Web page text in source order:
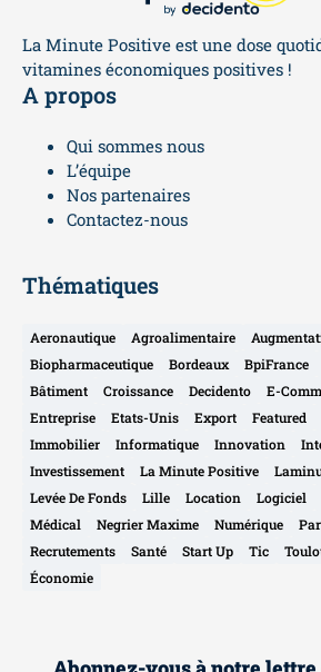
La Minute Positive est une dose
vitamines économiques positives !
A propos
Qui sommes nous
L’équipe
Nos partenaires
Contactez-nous
Thématiques
Aeronautique Agroalimentaire
Biopharmaceutique
Bordeaux BpiFrance
Bâtiment
Croissance Decidento E-
Entreprise
Etats-Unis Export Featured
Immobilier
Informatique Innovation
Investissement
La Minute Positive
Levée De Fonds
Lille Location Logiciel
Médical
Negrier Maxime Numérique
Recrutements
Santé Start Up Tic
Économie